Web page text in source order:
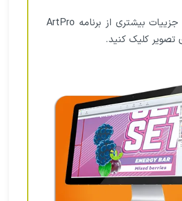
برای دیدن جزییات بیشتری از برنامه ArtPro